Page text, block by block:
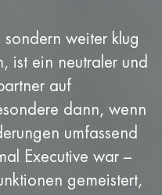
sondern weiter klug
ist ein neutraler und
auf
dann, wenn
umfassend
Executive war –
gemeistert,